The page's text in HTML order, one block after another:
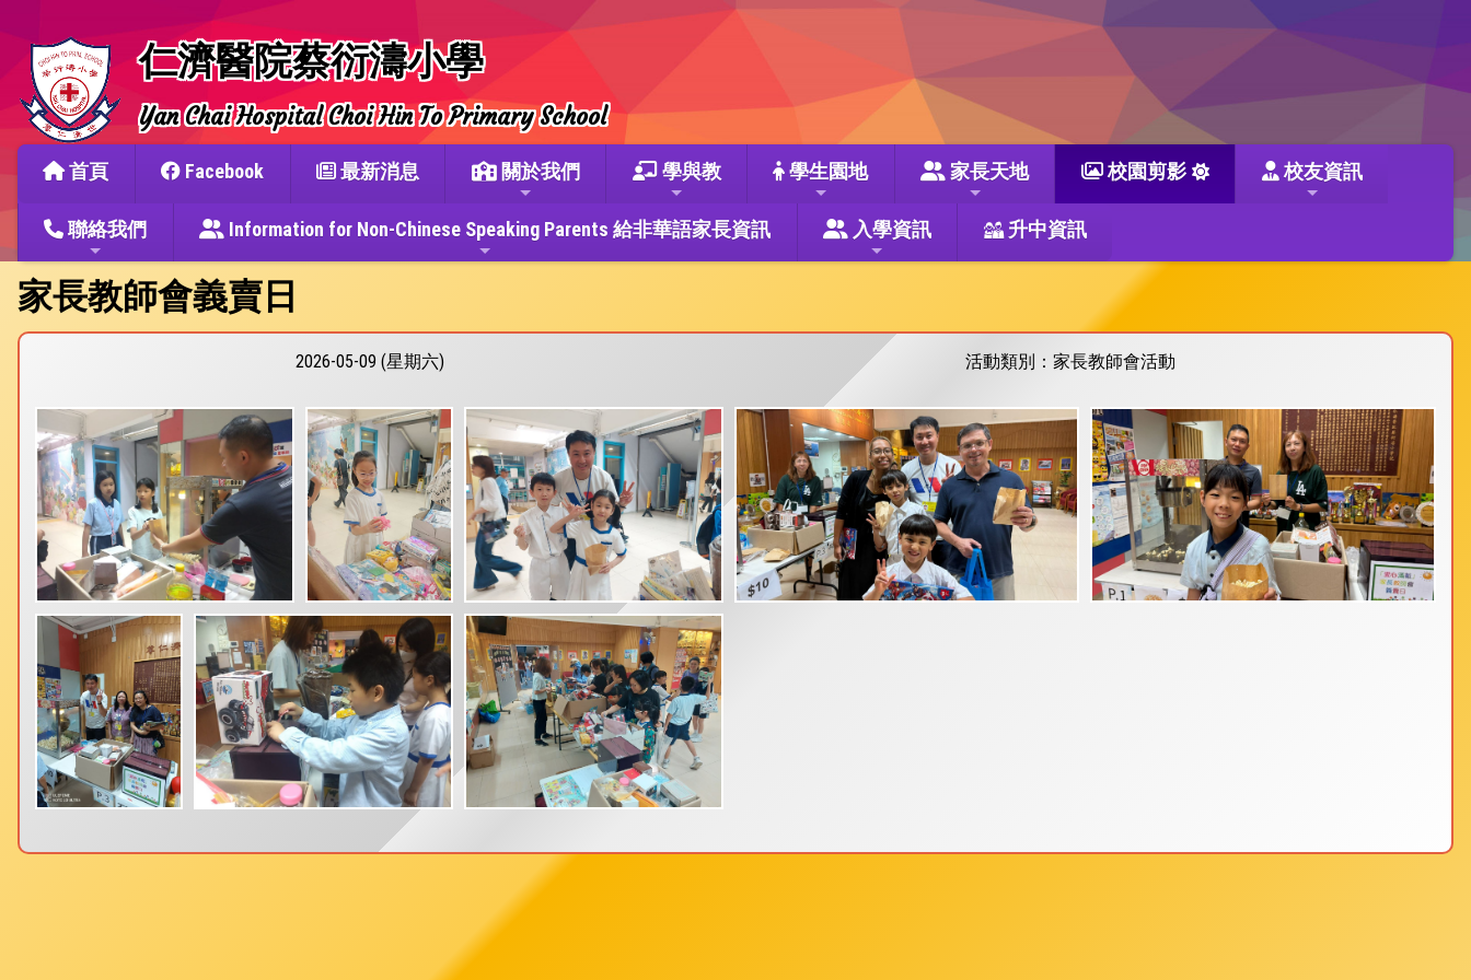
仁濟醫院蔡衍濤小學
Yan Chai Hospital Choi Hin To Primary School
首頁 Facebook 最新消息 關於我們 學與教 學生園地 家長天地 校園剪影 校友資訊
聯絡我們 Information for Non-Chinese Speaking Parents 給非華語家長資訊 入學資訊 升中資訊
家長教師會義賣日
2026-05-09 (星期六) 活動類別：家長教師會活動